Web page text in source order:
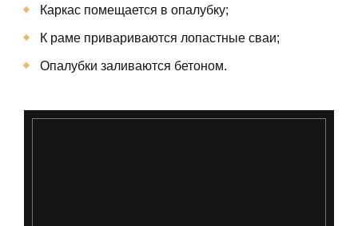
Каркас помещается в опалубку;
К раме привариваются лопастные сваи;
Опалубки заливаются бетоном.